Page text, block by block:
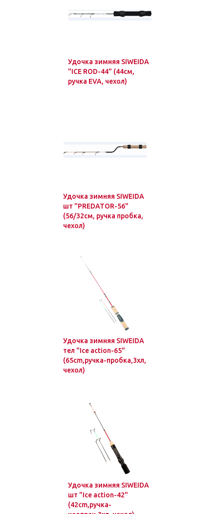
Удочка зимняя SIWEIDA
"ICE ROD-44" (44см,
ручка EVA, чехол)
Удочка зимняя SIWEIDA
шт "PREDATOR-56"
(56/32см, ручка пробка,
чехол)
Удочка зимняя SIWEIDA
тел "Ice action-65"
(65cm,ручка-пробка,3хл,
чехол)
Удочка зимняя SIWEIDA
шт "Ice action-42"
(42cm,ручка-